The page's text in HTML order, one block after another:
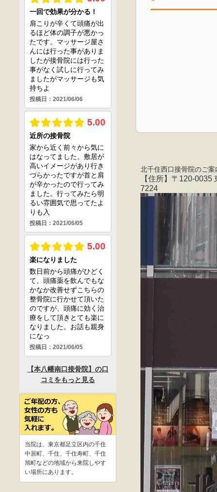
北千住西口接骨院のご案
【住所】〒120-
7224
当院は、東京都足立区内の千住
中居町、千住、千住寿町、千住
旭町などの地域から来院しやす
い場所にあります。